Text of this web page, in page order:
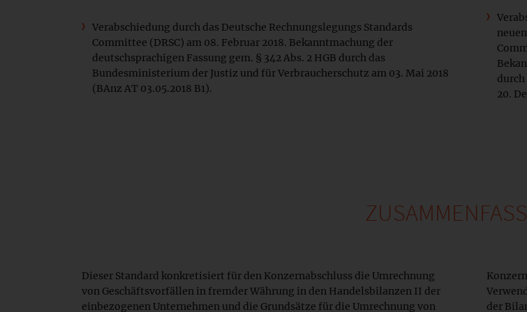
Verabschiedung durch das Deutsche Rechnungslegungs Standards
Committee (DRSC) am 08. Februar 2018. Bekanntmachung der
deutschsprachigen Fassung gem. § 342 Abs. 2 HGB durch das
Bundesministerium der Justiz und für Verbraucherschutz am 03. Mai 2018
(BAnz AT 03.05.2018 B1).
20.
Dieser Standard konkretisiert für den Konzernabschluss die Umrechnung
von Geschäftsvorfällen in fremder Währung in den Handelsbilanzen II der
einbezogenen Unternehmen und die Grundsätze für die Umrechnung von
der